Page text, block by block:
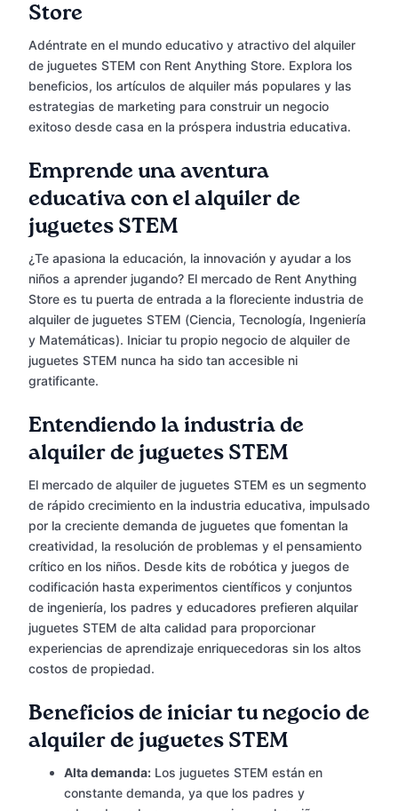
Store
Adéntrate en el mundo educativo y atractivo del alquiler
de juguetes STEM con Rent Anything Store. Explora los
beneficios, los artículos de alquiler más populares y las
estrategias de marketing para construir un negocio
exitoso desde casa en la próspera industria educativa.
Emprende una aventura
educativa con el alquiler de
juguetes STEM
¿Te apasiona la educación, la innovación y ayudar a los
niños a aprender jugando? El mercado de Rent Anything
Store es tu puerta de entrada a la floreciente industria de
alquiler de juguetes STEM (Ciencia, Tecnología, Ingeniería
y Matemáticas). Iniciar tu propio negocio de alquiler de
juguetes STEM nunca ha sido tan accesible ni
gratificante.
Entendiendo la industria de
alquiler de juguetes STEM
El mercado de alquiler de juguetes STEM es un segmento
de rápido crecimiento en la industria educativa, impulsado
por la creciente demanda de juguetes que fomentan la
creatividad, la resolución de problemas y el pensamiento
crítico en los niños. Desde kits de robótica y juegos de
codificación hasta experimentos científicos y conjuntos
de ingeniería, los padres y educadores prefieren alquilar
juguetes STEM de alta calidad para proporcionar
experiencias de aprendizaje enriquecedoras sin los altos
costos de propiedad.
Beneficios de iniciar tu negocio de
alquiler de juguetes STEM
Alta demanda: Los juguetes STEM están en
constante demanda, ya que los padres y